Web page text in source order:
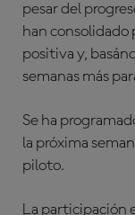
pesar del
han
positiva y,
semanas más
Se ha
la próxima
piloto.
La participación